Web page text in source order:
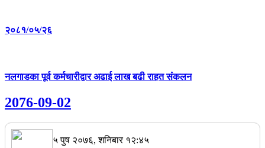
२०८१/०५/२६
नलगाडका पूर्व कर्मचारीद्वार अढाई लाख बढी राहत संकलन
2076-09-02
५ पुष २०७६, शनिबार १२:४५